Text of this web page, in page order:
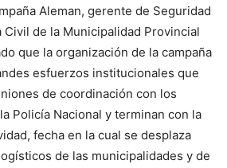
Aleman, gerente de Seguridad
Civil de la Municipalidad Provincial
que la organización de la campaña
esfuerzos institucionales que
de coordinación con los
Policía Nacional y terminan con la
fecha en la cual se desplaza
de las municipalidades y de